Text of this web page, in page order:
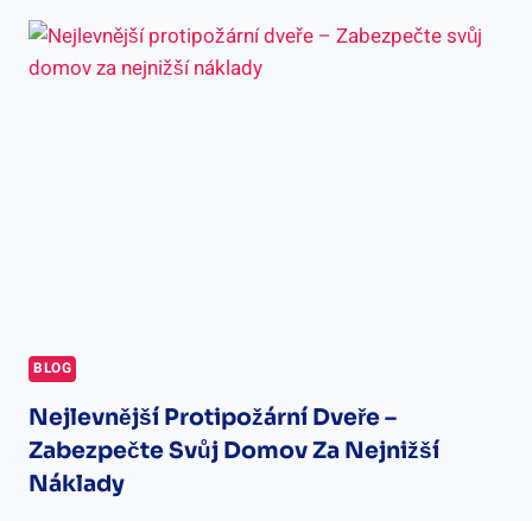
NA
DVEŘE:
KROK
BLOG
Nejlevnější Protipožární Dveře –
Zabezpečte Svůj Domov Za Nejnižší
Náklady